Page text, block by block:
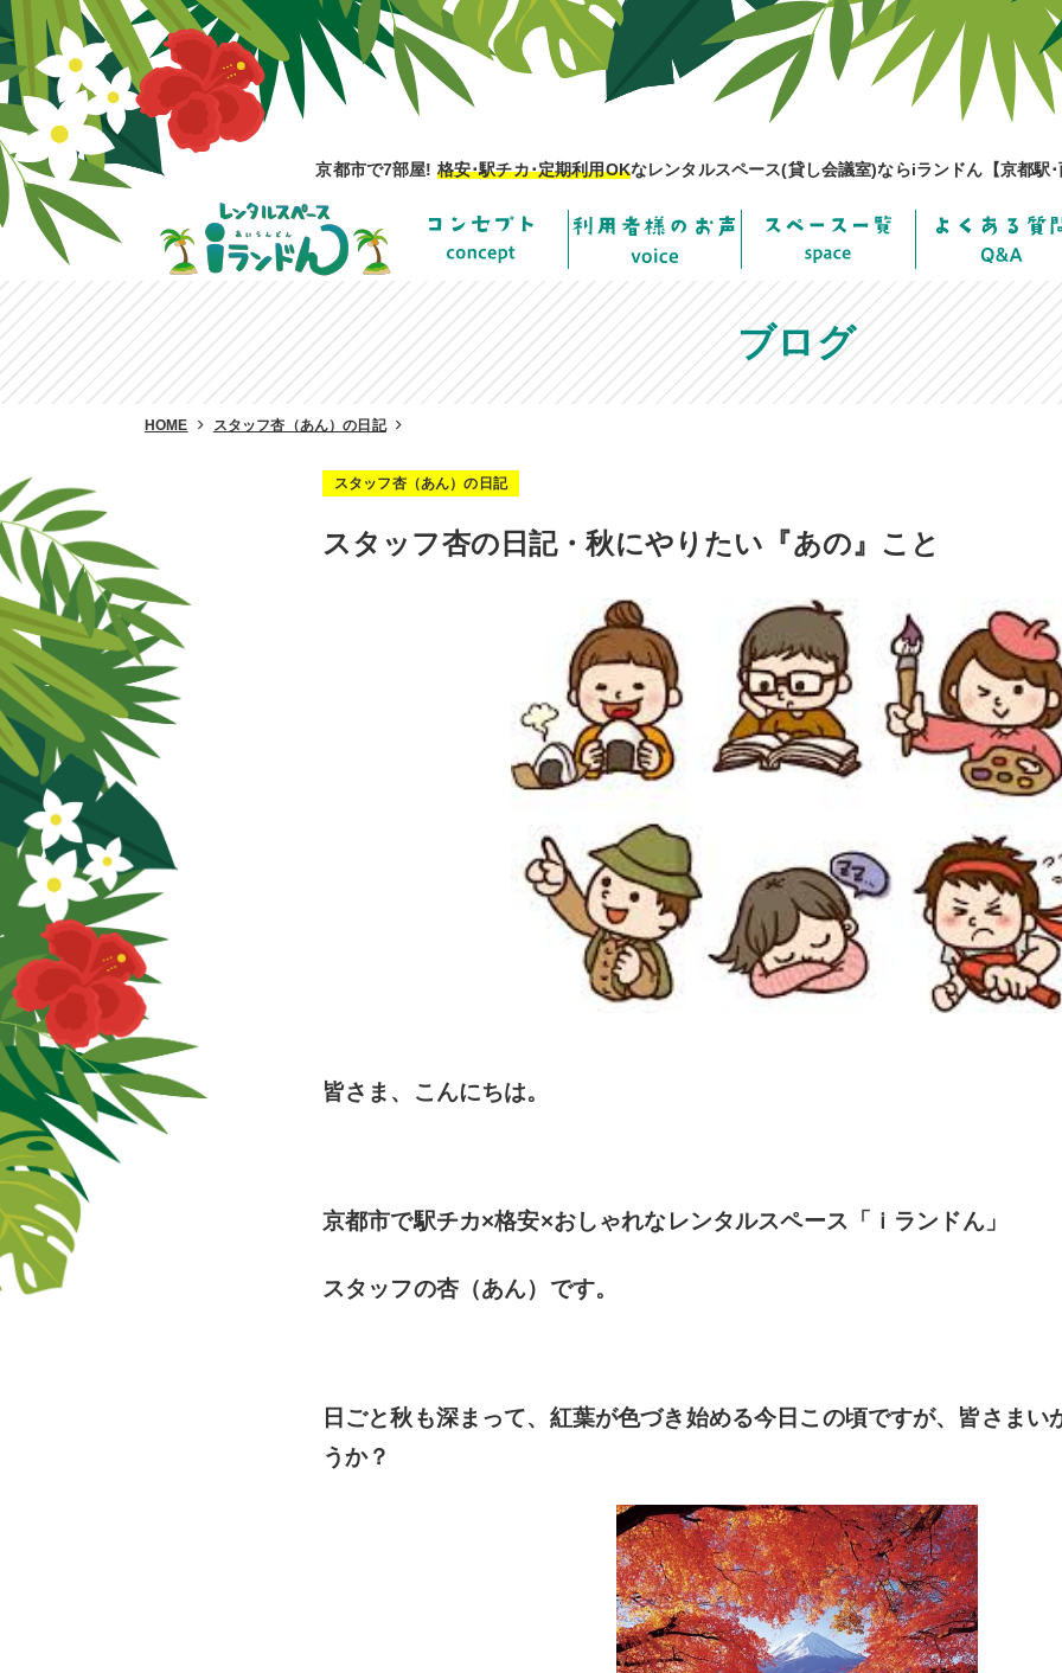
京都市で7部屋! 格安･駅チカ･定期利用OKなレンタルスペース(貸し会議室)ならiランドん【京都駅･
ブログ
HOME スタッフ杏（あん）の日記
スタッフ杏（あん）の日記
スタッフ杏の日記・秋にやりたい『あの』こと
皆さま、こんにちは。
京都市で駅チカ×格安×おしゃれなレンタルスペース「ｉランドん」
スタッフの杏（あん）です。
日ごと秋も深まって、紅葉が色づき始める今日この頃ですが、皆さまい
うか？